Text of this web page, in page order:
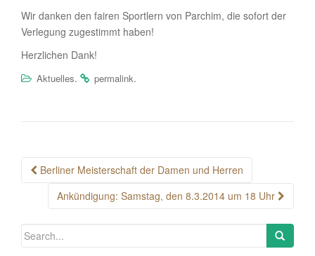
Wir danken den fairen Sportlern von Parchim, die sofort der
Verlegung zugestimmt haben!
Herzlichen Dank!
Aktuelles. permalink.
Post
navigation
Berliner Meisterschaft der Damen und Herren
Ankündigung: Samstag, den 8.3.2014 um 18 Uhr